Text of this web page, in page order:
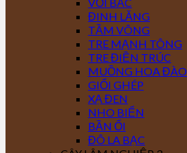
ĐINH LĂNG
TẦM VÔNG
TRE MẠNH TÔNG
TRE ĐIỀN TRÚC
MUỒNG HOA ĐÀO
GIỔI GHÉP
XẠ ĐEN
NHO BIỂN
BẦN ỔI
ĐÔ LA BẠC